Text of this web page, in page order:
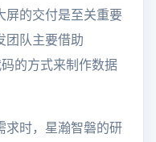
屏的交付是至关重要
团队主要借助
的方式来制作数据
求时，星瀚智磐的研